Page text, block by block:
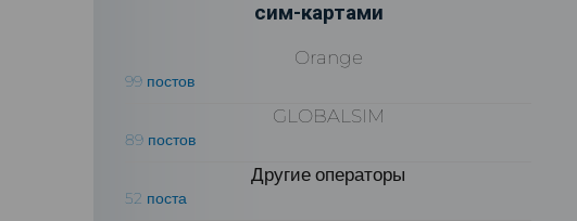
сим-картами
Orange
99 постов
GLOBALSIM
89 постов
Другие операторы
52 поста